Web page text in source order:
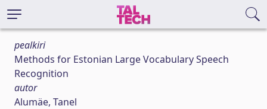
pealkiri
Methods for Estonian Large Vocabulary Speech
Recognition
autor
Alumäe, Tanel